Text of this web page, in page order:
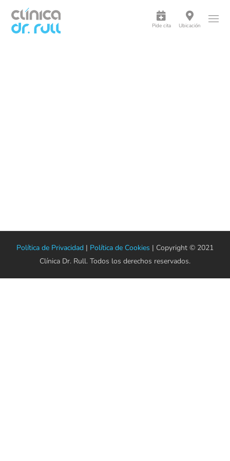
Pide cita Ubicación
Política de Privacidad | Política de Cookies | Copyright © 2021
Clínica Dr. Rull. Todos los derechos reservados.